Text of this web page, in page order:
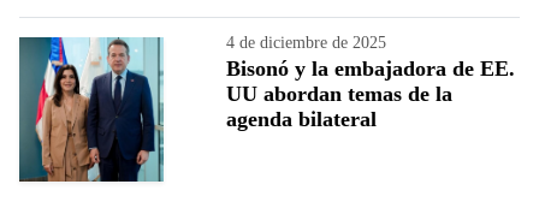
4 de diciembre de 2025
Bisonó y la embajadora de EE.
UU abordan temas de la
agenda bilateral